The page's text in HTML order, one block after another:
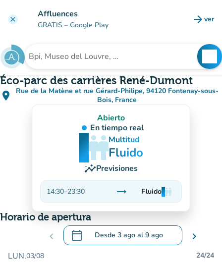
clear Affluences
GRATIS – Google Play arrow_forward ver
Buscar un establecimiento
Éco-parc des carrières René-Dumont
place
Rue de la Matène et rue Gérard-Philipe, 94120 Fontenay-sous-
Bois, France
(abrir en Google Maps)
(nueva pestaña)
Abierto
En tiempo real
man
man
manMultitud
Fluido
insightsPrevisiones
14:30–23:30 trending_flat
Estable
Fluidoman
man
man
Horario de apertura
chevron_left calendar_today Desde 3 ago al9 ago
.Abra el calendario para cambiar las
chevron_right
LUN.03/08 24/24